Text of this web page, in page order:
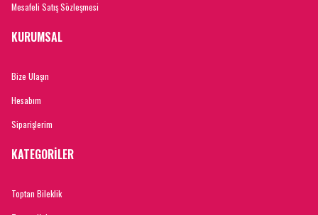
Mesafeli Satış Sözleşmesi
KURUMSAL
Bize Ulaşın
Hesabım
Siparişlerim
KATEGORİLER
Toptan Bileklik